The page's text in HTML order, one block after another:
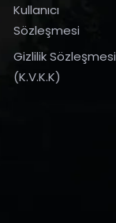
Kullanıcı
Sözleşmesi
Gizlilik Sözleşmesi
(K.V.K.K)